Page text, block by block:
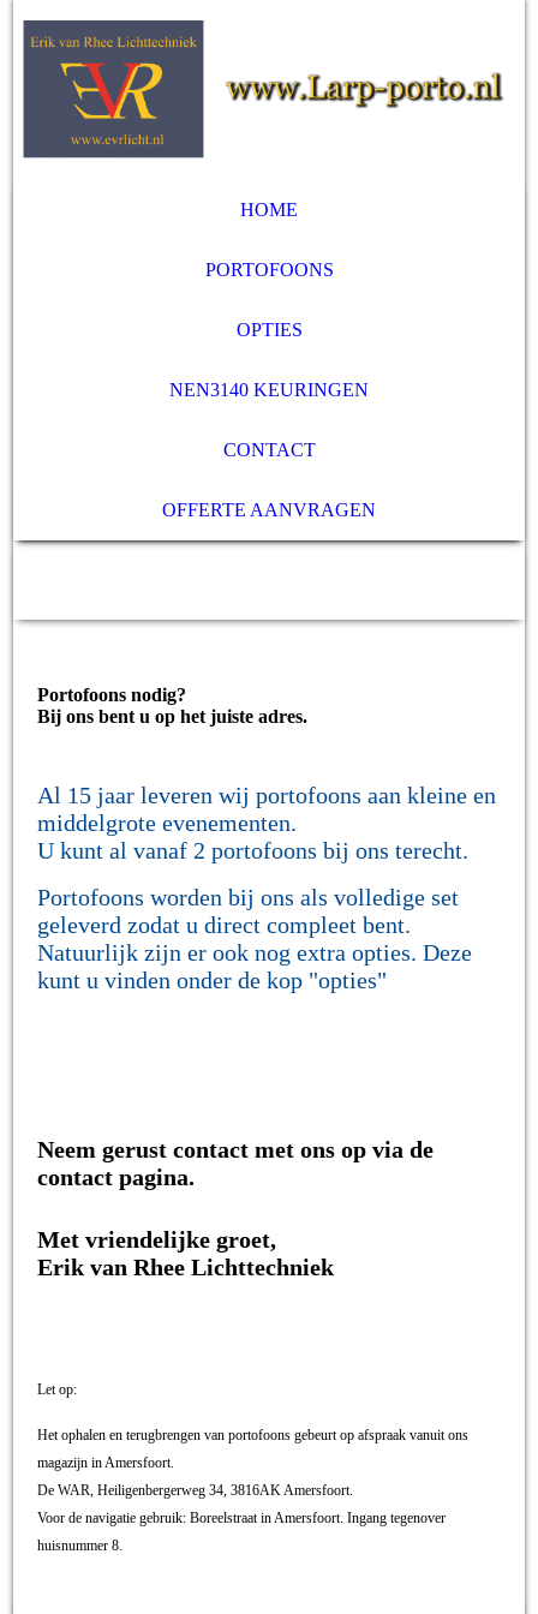
HOME
PORTOFOONS
OPTIES
NEN3140 KEURINGEN
CONTACT
OFFERTE AANVRAGEN
Portofoons nodig?
Bij ons bent u op het juiste adres.
Al 15 jaar leveren wij portofoons aan kleine en
middelgrote evenementen.
U kunt al vanaf 2 portofoons bij ons terecht.
Portofoons worden bij ons als volledige set
geleverd zodat u direct compleet bent.
Natuurlijk zijn er ook nog extra opties. Deze
kunt u vinden onder de kop "opties"
Neem gerust contact met ons op via de
contact pagina.
Met vriendelijke groet,
Erik van Rhee Lichttechniek
Let op:
Het ophalen en terugbrengen van portofoons gebeurt op afspraak vanuit ons
magazijn in Amersfoort.
De WAR, Heiligenbergerweg 34, 3816AK Amersfoort.
Voor de navigatie gebruik: Boreelstraat in Amersfoort. Ingang tegenover
huisnummer 8.